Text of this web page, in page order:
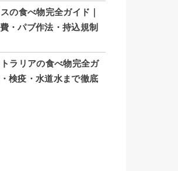
の食べ物完全ガイド｜
・パブ作法・持込規制
ラリアの食べ物完全ガ
検疫・水道水まで徹底